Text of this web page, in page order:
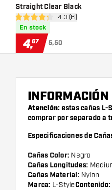
Straight Clear Black
abrir panel de
4.3 estrellas de puntuación
4.3 (6)
En stock
4,67 5,50
INFORMACIÓN
Atención: estas cañas L-
comprar por separado a
Especificaciones de
Cañas Color: Negro
Cañas Longitudes:
Cañas Material: Nylon
Marca: L-StyleContenido: